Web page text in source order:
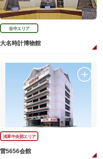
谷中エリア
大名時計博物館
浅草中央部エリア
雷5656会館